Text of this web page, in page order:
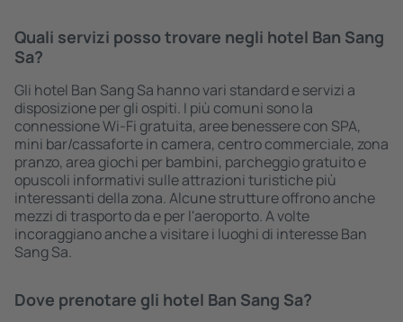
Quali servizi posso trovare negli hotel Ban Sang
Sa?
Gli hotel Ban Sang Sa hanno vari standard e servizi a
disposizione per gli ospiti. I più comuni sono la
connessione Wi-Fi gratuita, aree benessere con SPA,
mini bar/cassaforte in camera, centro commerciale, zona
pranzo, area giochi per bambini, parcheggio gratuito e
opuscoli informativi sulle attrazioni turistiche più
interessanti della zona. Alcune strutture offrono anche
mezzi di trasporto da e per l'aeroporto. A volte
incoraggiano anche a visitare i luoghi di interesse Ban
Sang Sa.
Dove prenotare gli hotel Ban Sang Sa?